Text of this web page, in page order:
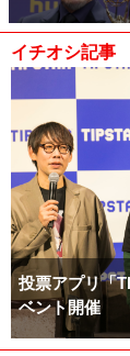
イチオシ記事
投票アプリ「
ベント開催